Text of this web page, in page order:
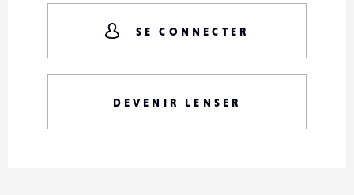
SE CONNECTER
DEVENIR LENSER